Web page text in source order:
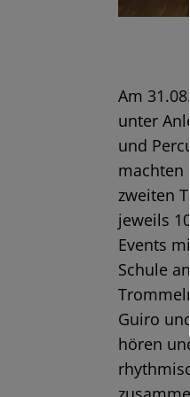
Am
unter
und
machten
zweiten
jeweils
Events
Schule
Guiro
hören